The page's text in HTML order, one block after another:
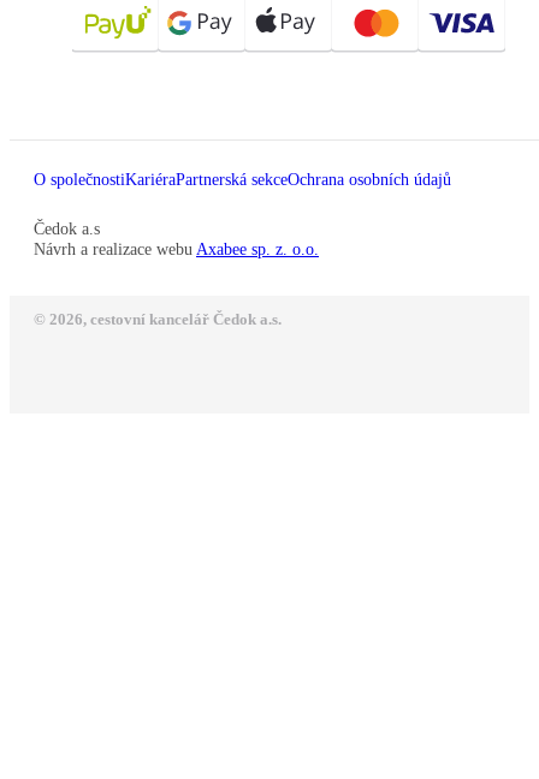
O společnostiKariéraPartnerská sekceOchrana osobních údajů
Čedok a.s
Návrh a realizace webu Axabee sp. z. o.o.
© 2026, cestovní kancelář Čedok a.s.